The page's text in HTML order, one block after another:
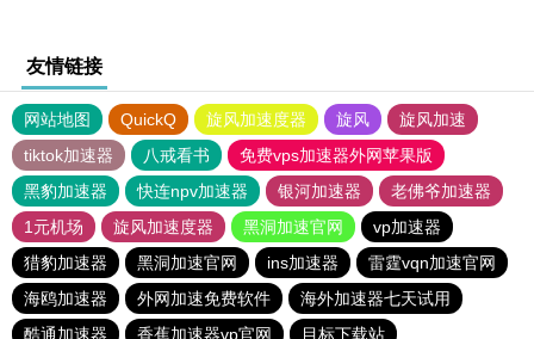
友情链接
网站地图 QuickQ 旋风加速度器 旋风
旋风加速
tiktok加速器
八戒看书
免费vps加速器外网苹果版
黑豹加速器
快连npv加速器 银河加速器
老佛爷加速器
1元机场
旋风加速度器 黑洞加速官网
vp加速器
猎豹加速器
黑洞加速官网 ins加速器
雷霆vqn加速官网
海鸥加速器
外网加速免费软件
海外加速器七天试用
酷通加速器
香蕉加速器vp官网 目标下载站